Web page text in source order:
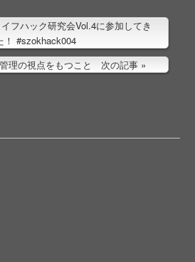
フハック研究会Vol.4に参加してき
！ #szokhack004
理の視点をもつこと 次の記事